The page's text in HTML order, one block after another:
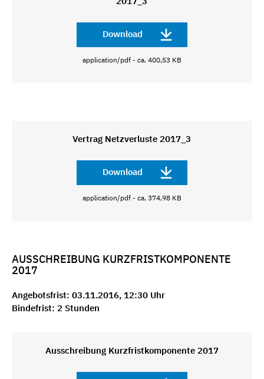
Download
application/pdf - ca. 400,53 KB
Vertrag Netzverluste 2017_3
Download
application/pdf - ca. 374,98 KB
AUSSCHREIBUNG KURZFRISTKOMPONENTE
2017
Angebotsfrist: 03.11.2016, 12:30 Uhr
Bindefrist: 2 Stunden
Ausschreibung Kurzfristkomponente 2017